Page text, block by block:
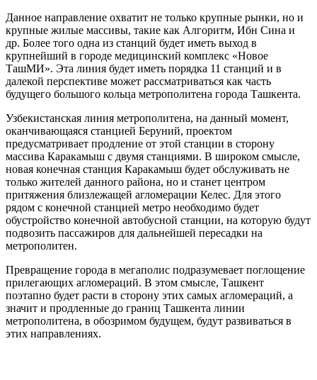
Данное направление охватит не только крупные рынки, но и
крупные жилые массивы, такие как Алгоритм, Ибн Сина и
др. Более того одна из станций будет иметь выход в
крупнейший в городе медицинский комплекс «Новое
ТашМИ». Эта линия будет иметь порядка 11 станций и в
далекой перспективе может рассматриваться как часть
будущего большого кольца метрополитена города Ташкента.
Узбекистанская линия метрополитена, на данный момент,
оканчивающаяся станцией Беруний, проектом
предусматривает продление от этой станции в сторону
массива Каракамыш с двумя станциями. В широком смысле,
новая конечная станция Каракамыш будет обслуживать не
только жителей данного района, но и станет центром
притяжения близлежащей агломерации Келес. Для этого
рядом с конечной станцией метро необходимо будет
обустройство конечной автобусной станции, на которую будут
подвозить пассажиров для дальнейшей пересадки на
метрополитен.
Превращение города в мегаполис подразумевает поглощение
прилегающих агломераций. В этом смысле, Ташкент
поэтапно будет расти в сторону этих самых агломераций, а
значит и продленные до границ Ташкента линии
метрополитена, в обозримом будущем, будут развиваться в
этих направлениях.